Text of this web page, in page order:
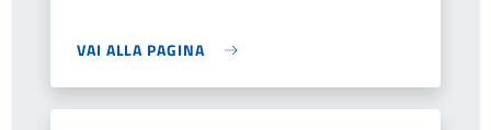
VAI ALLA PAGINA